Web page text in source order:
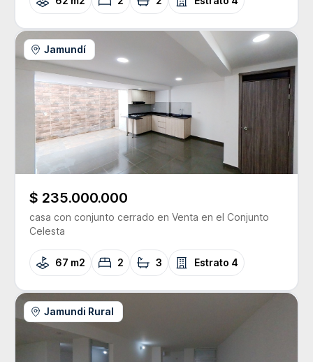
Jamundí
$ 235.000.000
casa con conjunto cerrado en Venta en el Conjunto
Celesta
67 m2 2 3 Estrato 4
Jamundi Rural